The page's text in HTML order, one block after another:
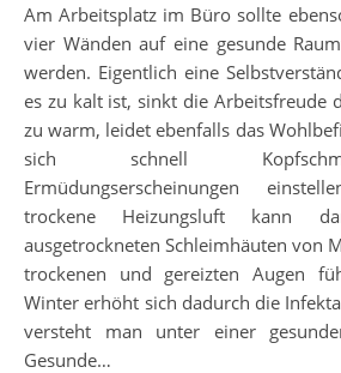
Am Arbeitsplatz im Büro sollte
vier Wänden auf eine gesunde
werden. Eigentlich eine
es zu kalt ist, sinkt die Arbeitsfreude
zu warm, leidet ebenfalls das
sich schnell
Ermüdungserscheinungen
trockene Heizungsluft kann
ausgetrockneten Schleimhäuten von
trockenen und gereizten Augen
Winter erhöht sich dadurch die
versteht man unter einer
Gesunde…